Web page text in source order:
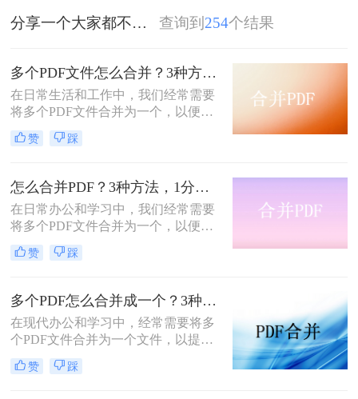
分享一个大家都不知道的合并pdf文件方法 查询到 254个结果
多个PDF文件怎么合并？3种方法，1分钟轻松搞定！!
在日常生活和工作中，我们经常需要
将多个PDF文件合并为一个，以便于
分享、存档或打印。那么如何合并pdf
文件呢？本文将介绍三种常用的PDF
赞 踩
怎么合并PDF？3种方法，1分钟轻松搞定！！
在日常办公和学习中，我们经常需要
将多个PDF文件合并为一个，以便于
分享、存储和管理。那么怎么合并pdf
呢？本文将介绍四种合并PDF的方
任务。
赞 踩
多个PDF怎么合并成一个？3种方法，1分钟全搞定！！
在现代办公和学习中，经常需要将多
个PDF文件合并为一个文件，以提高
文档管理的便利性和效率。那么多个
pdf怎么合并成一个pdf呢？本文将介
赞 踩